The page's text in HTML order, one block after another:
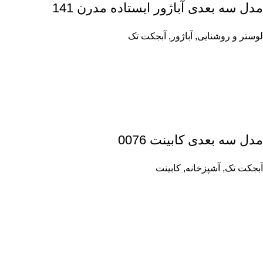
مدل سه بعدی آباژور ایستاده مدرن 141
لوستر و روشنایی, آباژور , آبجکت تک
مدل سه بعدی کابینت 0076
آبجکت تک, آشپزخانه, کابینت